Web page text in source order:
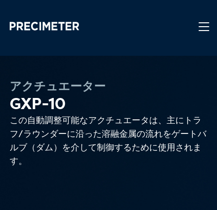
アクチュエーター
GXP-10
この自動調整可能なアクチュエータは、主にトラ
フ/ラウンダーに沿った溶融金属の流れをゲートバ
ルブ（ダム）を介して制御するために使用されま
す。